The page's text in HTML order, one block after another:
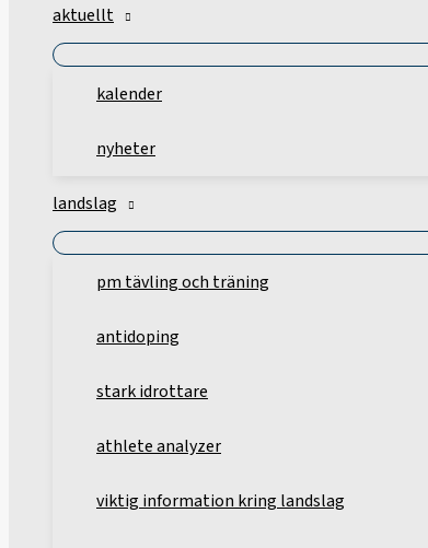
aktuellt
kalender
nyheter
landslag
pm tävling och träning
antidoping
stark idrottare
athlete analyzer
viktig information kring landslag